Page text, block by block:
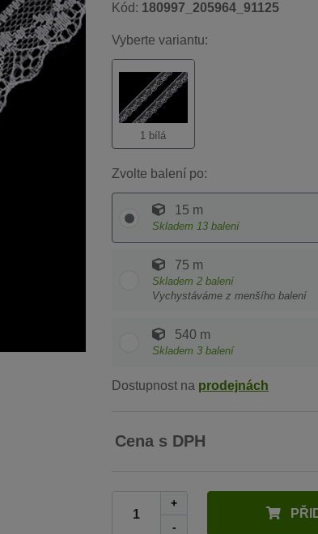
Kód: 180997_205964_91125
Vyberte variantu:
1 bílá
Zvolte balení po:
15 m
Skladem 13 balení
75 m
Skladem 2 balení
Vychystáváme z menšího balení
540 m
Skladem 3 balení
Dostupnost na prodejnách
Cena s DPH
+
-